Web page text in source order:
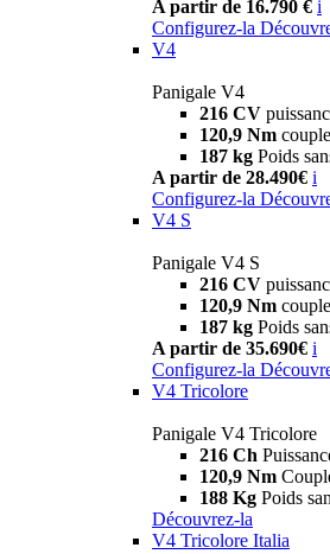
A partir de 16.790 € i
Configurez-la
V4
Panigale V4
216 CV
120,9 Nm couple
187 kg Poids
A partir de 28.490€ i
Configurez-la
V4 S
Panigale V4 S
216 CV
120,9 Nm couple
187 kg Poids
A partir de 35.690€ i
Configurez-la
V4 Tricolore
Panigale V4 Tricolore
216 Ch
120,9 Nm
188 Kg Poids
Découvrez-la
V4 Tricolore Italia